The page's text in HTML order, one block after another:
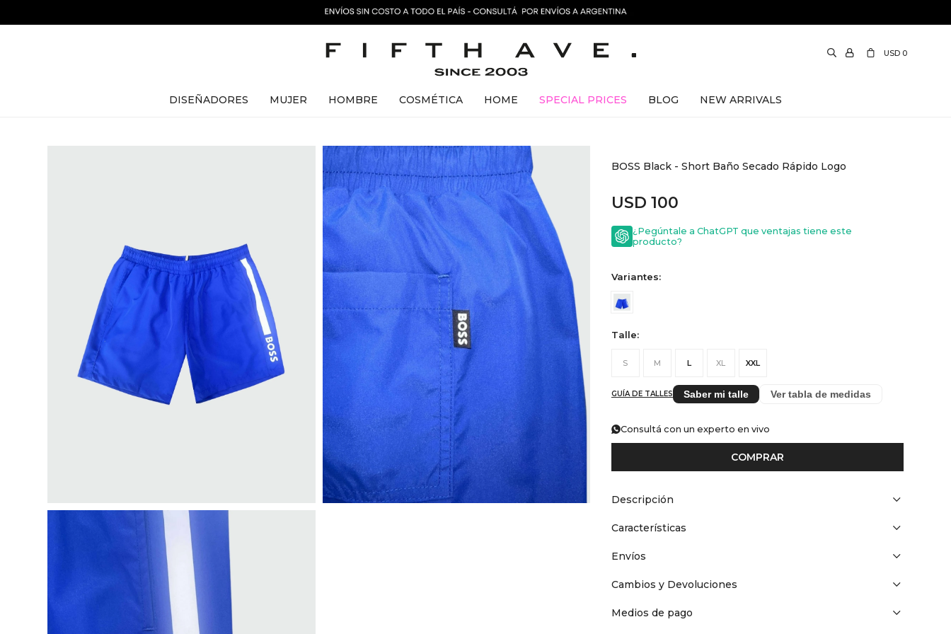
DISEÑADORES MUJER HOMBRE COSMÉTICA HOME SPECIAL PRICES BLOG NEW ARRIVALS
USD 0
BOSS Black - Short Baño Secado Rápido Logo
USD 100
¿Pegúntale a ChatGPT que ventajas tiene este
producto?
Variantes:
Talle:
S M L XL XXL
GUÍA DE TALLES Saber mi talle Ver tabla de medidas
Consultá con un experto en vivo
COMPRAR
Descripción
Características
Envíos
Cambios y Devoluciones
Medios de pago